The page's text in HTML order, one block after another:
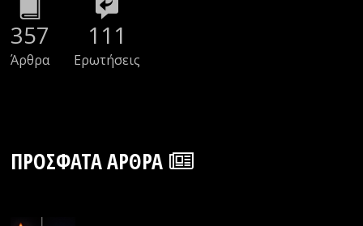
357
Άρθρα
111
Ερωτήσεις
ΠΡΌΣΦΑΤΑ ΆΡΘΡΑ